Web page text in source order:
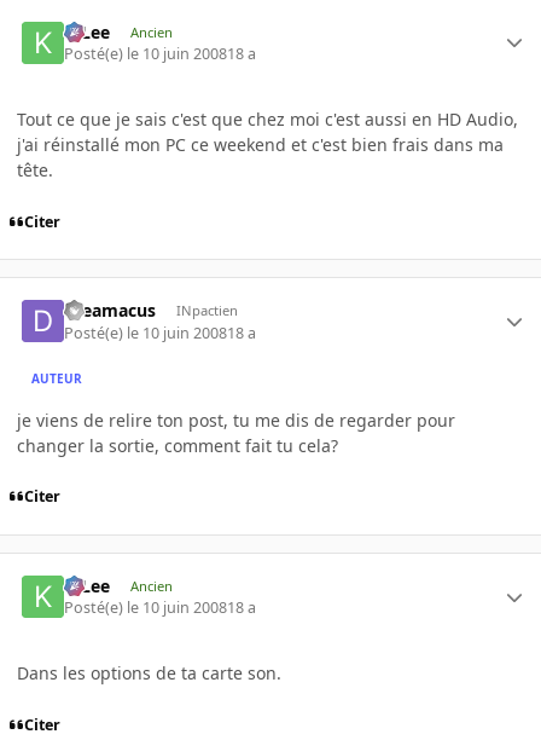
K-Lee Ancien
Posté(e) le 10 juin 200818 a
Tout ce que je sais c'est que chez moi c'est aussi en HD Audio,
j'ai réinstallé mon PC ce weekend et c'est bien frais dans ma
tête.
Citer
dreamacus INpactien
Posté(e) le 10 juin 200818 a
AUTEUR
je viens de relire ton post, tu me dis de regarder pour
changer la sortie, comment fait tu cela?
Citer
K-Lee Ancien
Posté(e) le 10 juin 200818 a
Dans les options de ta carte son.
Citer